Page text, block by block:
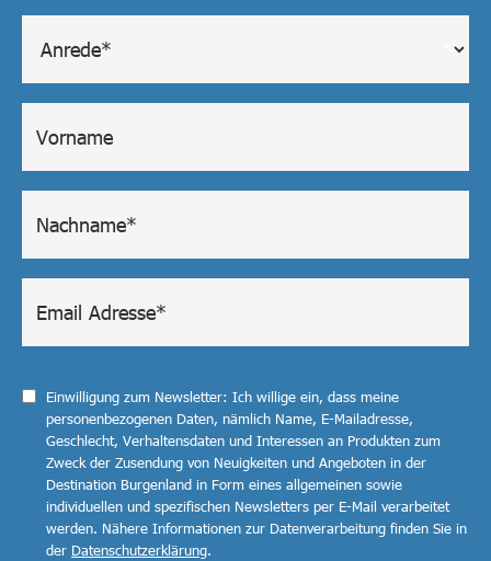
Einwilligung zum Newsletter: Ich willige ein, dass meine
personenbezogenen Daten, nämlich Name, E-Mailadresse,
Geschlecht, Verhaltensdaten und Interessen an Produkten zum
Zweck der Zusendung von Neuigkeiten und Angeboten in der
Destination Burgenland in Form eines allgemeinen sowie
individuellen und spezifischen Newsletters per E-Mail verarbeitet
werden. Nähere Informationen zur Datenverarbeitung finden Sie in
der Datenschutzerklärung.